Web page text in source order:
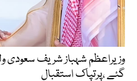
وزیراعظم شہباز شریف سعودی
گئے ،پرتپاک استقبال